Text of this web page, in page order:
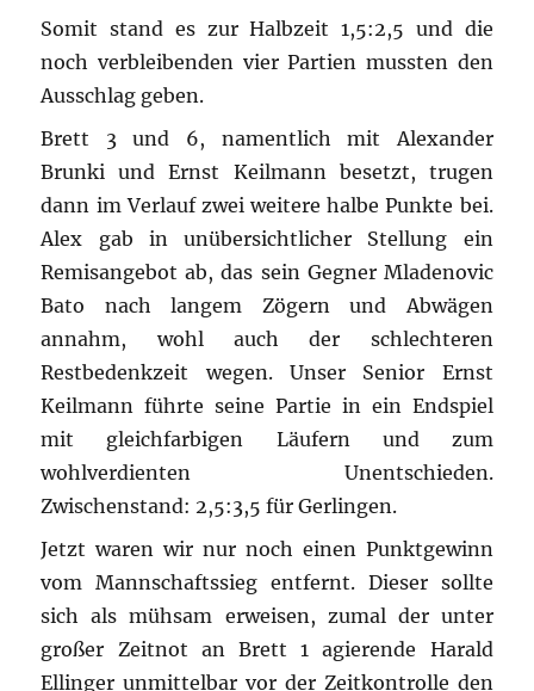
Somit stand es zur Halbzeit 1,5:2,5 und die
noch verbleibenden vier Partien mussten den
Ausschlag geben.
Brett 3 und 6, namentlich mit Alexander
Brunki und Ernst Keilmann besetzt, trugen
dann im Verlauf zwei weitere halbe Punkte bei.
Alex gab in unübersichtlicher Stellung ein
Remisangebot ab, das sein Gegner Mladenovic
Bato nach langem Zögern und Abwägen
annahm, wohl auch der schlechteren
Restbedenkzeit wegen. Unser Senior Ernst
Keilmann führte seine Partie in ein Endspiel
mit gleichfarbigen Läufern und zum
wohlverdienten Unentschieden.
Zwischenstand: 2,5:3,5 für Gerlingen.
Jetzt waren wir nur noch einen Punktgewinn
vom Mannschaftssieg entfernt. Dieser sollte
sich als mühsam erweisen, zumal der unter
großer Zeitnot an Brett 1 agierende Harald
Ellinger unmittelbar vor der Zeitkontrolle den